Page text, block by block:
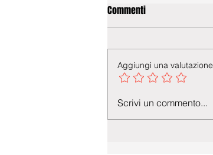
Commenti
Aggiungi una valutazione
Scrivi un commento...